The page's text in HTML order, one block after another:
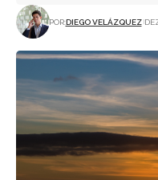
POR:DIEGO VELÁZQUEZ